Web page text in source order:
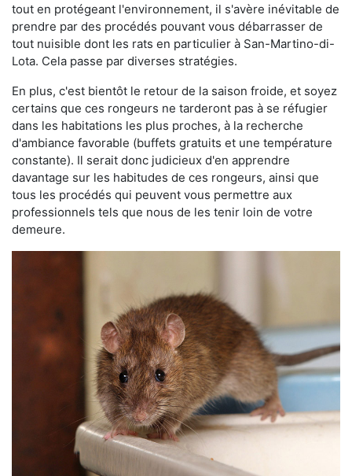
tout en protégeant l'environnement, il s'avère inévitable de
prendre par des procédés pouvant vous débarrasser de
tout nuisible dont les rats en particulier à San-Martino-di-
Lota. Cela passe par diverses stratégies.
En plus, c'est bientôt le retour de la saison froide, et soyez
certains que ces rongeurs ne tarderont pas à se réfugier
dans les habitations les plus proches, à la recherche
d'ambiance favorable (buffets gratuits et une température
constante). Il serait donc judicieux d'en apprendre
davantage sur les habitudes de ces rongeurs, ainsi que
tous les procédés qui peuvent vous permettre aux
professionnels tels que nous de les tenir loin de votre
demeure.